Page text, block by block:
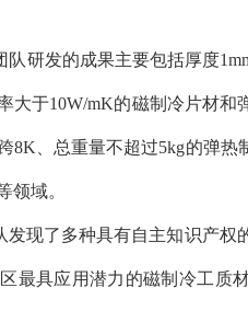
队研发的成果主要包括厚度
大于10W/mK的磁制冷片材
8K、总重量不超过5kg的弹
领域。
发现了多种具有自主知识产权
最具应用潜力的磁制冷工质